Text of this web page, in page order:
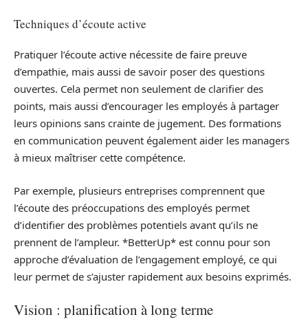
Techniques d’écoute active
Pratiquer l’écoute active nécessite de faire preuve
d’empathie, mais aussi de savoir poser des questions
ouvertes. Cela permet non seulement de clarifier des
points, mais aussi d’encourager les employés à partager
leurs opinions sans crainte de jugement. Des formations
en communication peuvent également aider les managers
à mieux maîtriser cette compétence.
Par exemple, plusieurs entreprises comprennent que
l’écoute des préoccupations des employés permet
d’identifier des problèmes potentiels avant qu’ils ne
prennent de l’ampleur. *BetterUp* est connu pour son
approche d’évaluation de l’engagement employé, ce qui
leur permet de s’ajuster rapidement aux besoins exprimés.
Vision : planification à long terme